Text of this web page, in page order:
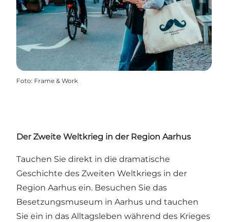
Foto: Frame & Work
Der Zweite Weltkrieg in der Region Aarhus
Tauchen Sie direkt in die dramatische
Geschichte des Zweiten Weltkriegs in der
Region Aarhus ein. Besuchen Sie das
Besetzungsmuseum in Aarhus und tauchen
Sie ein in das Alltagsleben während des Krieges